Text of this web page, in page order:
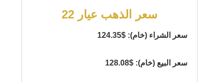
سعر الذهب عيار 22
سعر الشراء (خام): $124.35
سعر البيع (خام): $128.08